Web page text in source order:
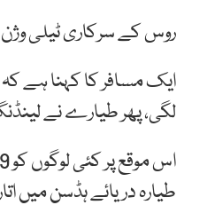
روس کے سرکاری ٹیلی وژن
ایک مسافر کا کہنا ہے
لگی، پھر طیارے نے
طیارہ دریائے ہڈسن میں